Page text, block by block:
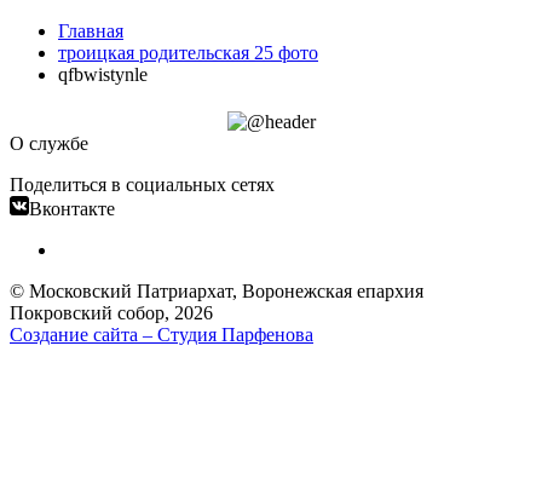
Главная
троицкая родительская 25 фото
qfbwistynle
О службе
Поделиться в социальных сетях
Вконтакте
© Московский Патриархат, Воронежcкая епархия
Покровский собор, 2026
Создание сайта – Cтудия Парфенова